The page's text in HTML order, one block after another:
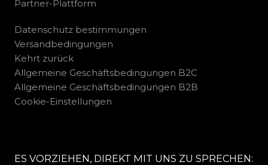
Partner-Plattform
Datenschutz bestimmungen
Versandbedingungen
Kehrt zurück
Allgemeine Geschäftsbedingungen B2C
Allgemeine Geschäftsbedingungen B2B
Cookie-Einstellungen
ES VORZIEHEN, DIREKT MIT UNS ZU SPRECHEN: